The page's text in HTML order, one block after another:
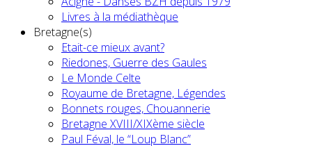
Livres à la médiathèque
Bretagne(s)
Etait-ce mieux avant?
Riedones, Guerre des Gaules
Le Monde Celte
Royaume de Bretagne, Légendes
Bonnets rouges, Chouannerie
Bretagne XVIII/XIXème siècle
Paul Féval, le “Loup Blanc”